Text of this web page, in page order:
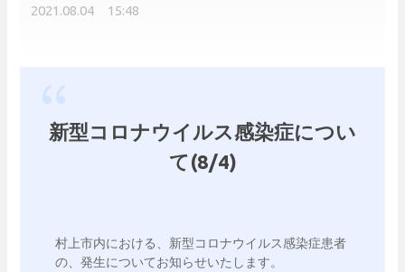
2021.08.04 15:48
新型コロナウイルス感染症につい
て(8/4)
村上市内における、新型コロナウイルス感染症患者
の、発生についてお知らせいたします。